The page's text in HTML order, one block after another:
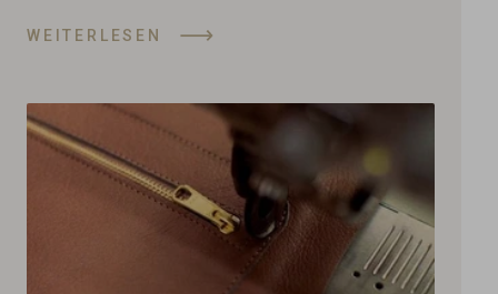
WEITERLESEN